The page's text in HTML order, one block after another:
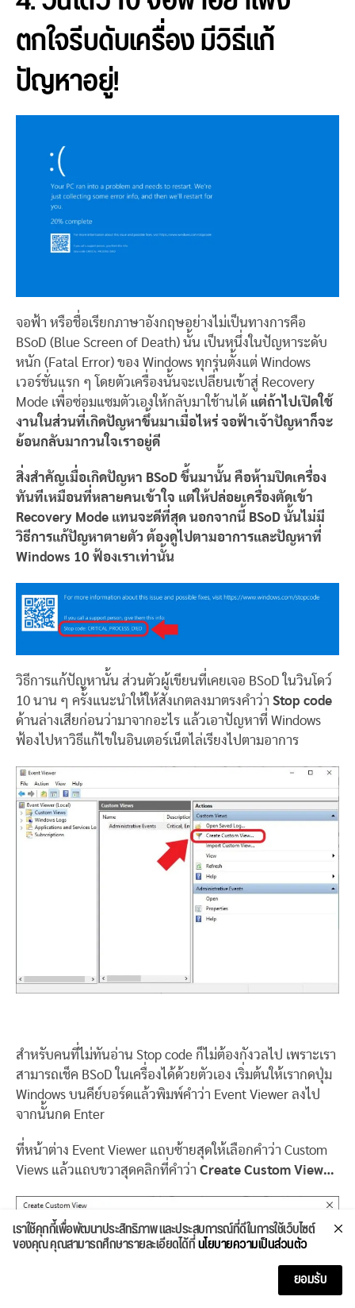
ตกใจรีบดับเครื่อง มีวิธีแก้
ปัญหาอยู่!
จอฟ้า หรือชื่อเรียกภาษาอังกฤษอย่างไม่เป็นทางการคือ
BSoD (Blue Screen of Death) นั้น เป็นหนึ่งในปัญหาระดับ
หนัก (Fatal Error) ของ Windows ทุกรุ่นตั้งแต่ Windows
เวอร์ชั่นแรก ๆ โดยตัวเครื่องนั้นจะเปลี่ยนเข้าสู่ Recovery
Mode เพื่อซ่อมแซมตัวเองให้กลับมาใช้านได้ แต่ถ้าไปเปิดใช้
งานในส่วนที่เกิดปัญหาขึ้นมาเมื่อไหร่ จอฟ้าเจ้าปัญหาก็จะ
ย้อนกลับมากวนใจเราอยู่ดี
สิ่งสำคัญเมื่อเกิดปัญหา BSoD ขึ้นมานั้น คือห้ามปิดเครื่อง
ทันทีเหมือนที่หลายคนเข้าใจ แต่ให้ปล่อยเครื่องตัดเข้า
Recovery Mode แทนจะดีที่สุด นอกจากนี้ BSoD นั้นไม่มี
วิธีการแก้ปัญหาตายตัว ต้องดูไปตามอาการและปัญหาที่
Windows 10 ฟ้องเราเท่านั้น
วิธีการแก้ปัญหานั้น ส่วนตัวผู้เขียนที่เคยเจอ BSoD ในวินโดว์
10 นาน ๆ ครั้งแนะนำให้ให้สังเกตลงมาตรงคำว่า Stop code
ด้านล่างเสียก่อนว่ามาจากอะไร แล้วเอาปัญหาที่ Windows
ฟ้องไปหาวิธีแก้ไขในอินเตอร์เน็ตไล่เรียงไปตามอาการ
สำหรับคนที่ไม่ทันอ่าน Stop code ก็ไม่ต้องกังวลไป เพราะเรา
สามารถเช็ค BSoD ในเครื่องได้ด้วยตัวเอง เริ่มต้นให้เรากดปุ่ม
Windows บนคีย์บอร์ดแล้วพิมพ์คำว่า Event Viewer ลงไป
จากนั้นกด Enter
ที่หน้าต่าง Event Viewer แถบซ้ายสุดให้เลือกคำว่า Custom
Views แล้วแถบขวาสุดคลิกที่คำว่า Create Custom View…
เราใช้คุกกี้เพื่อพัฒนาประสิทธิภาพ และประสบการณ์ที่ดีในการใช้เว็บไซต์
ของคุณ คุณสามารถศึกษารายละเอียดได้ที่นโยบายความเป็นส่วนตัว
ยอมรับ